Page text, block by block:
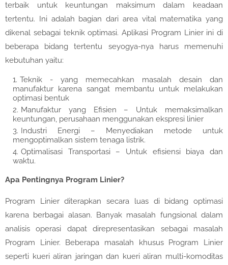
terbaik untuk keuntungan maksimum dalam keadaan
tertentu. Ini adalah bagian dari area vital matematika yang
dikenal sebagai teknik optimasi. Aplikasi Program Linier ini di
beberapa bidang tertentu seyogya-nya harus memenuhi
kebutuhan yaitu:
Teknik - yang memecahkan masalah desain dan
manufaktur karena sangat membantu untuk melakukan
optimasi bentuk
Manufaktur yang Efisien – Untuk memaksimalkan
keuntungan, perusahaan menggunakan ekspresi linier
Industri Energi – Menyediakan metode untuk
mengoptimalkan sistem tenaga listrik.
Optimalisasi Transportasi – Untuk efisiensi biaya dan
waktu.
Apa Pentingnya Program Linier?
Program Linier diterapkan secara luas di bidang optimasi
karena berbagai alasan. Banyak masalah fungsional dalam
analisis operasi dapat direpresentasikan sebagai masalah
Program Linier. Beberapa masalah khusus Program Linier
seperti kueri aliran jaringan dan kueri aliran multi-komoditas